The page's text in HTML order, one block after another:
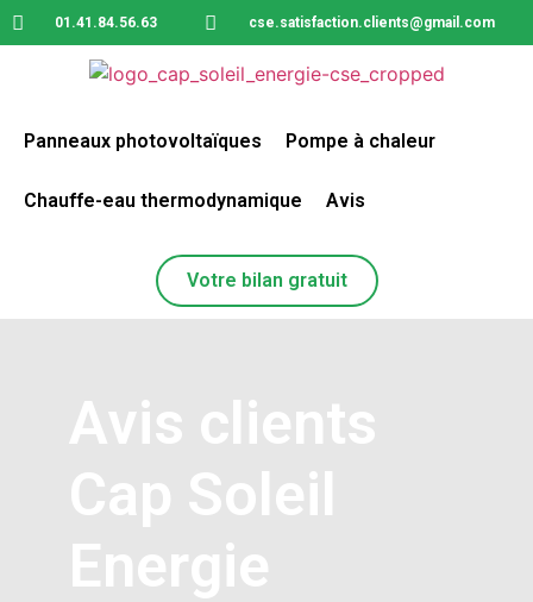
01.41.84.56.63 cse.satisfaction.clients@gmail.com
Panneaux photovoltaïques Pompe à chaleur
Chauffe-eau thermodynamique Avis
Votre bilan gratuit
Avis clients
Cap Soleil
Energie